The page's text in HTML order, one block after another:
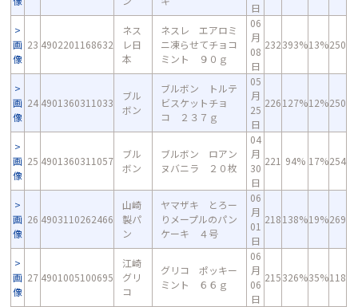
日
画
像
23 4902201168632
ネス
レ日
本
ネスレ エアロミ
ニ凍らせてチョコ
ミント ９０ｇ
06
月
08
日
232393%13%250
画
像
24 4901360311033
ブル
ボン
ブルボン トルテ
ビスケットチョ
コ ２３７ｇ
05
月
25
日
226127%12%250
画
像
25 4901360311057
ブル
ボン
ブルボン ロアン
ヌバニラ ２０枚
04
月
30
日
221 94% 17%254
画
像
26 4903110262466
山崎
製パ
ン
ヤマザキ とろー
りメープルのパン
ケーキ ４号
06
月
01
日
218138%19%269
画
像
27 4901005100695
江崎
グリ
コ
グリコ ポッキー
ミント ６６ｇ
06
月
06
日
215326%35%118